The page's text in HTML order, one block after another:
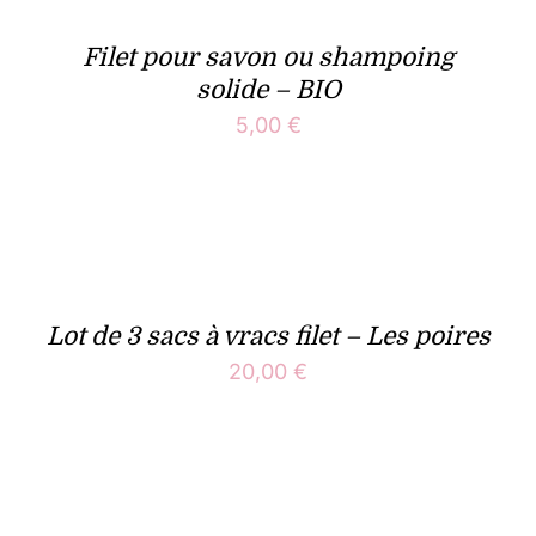
Filet pour savon ou shampoing
solide – BIO
5,00 €
Lot de 3 sacs à vracs filet – Les poires
20,00 €